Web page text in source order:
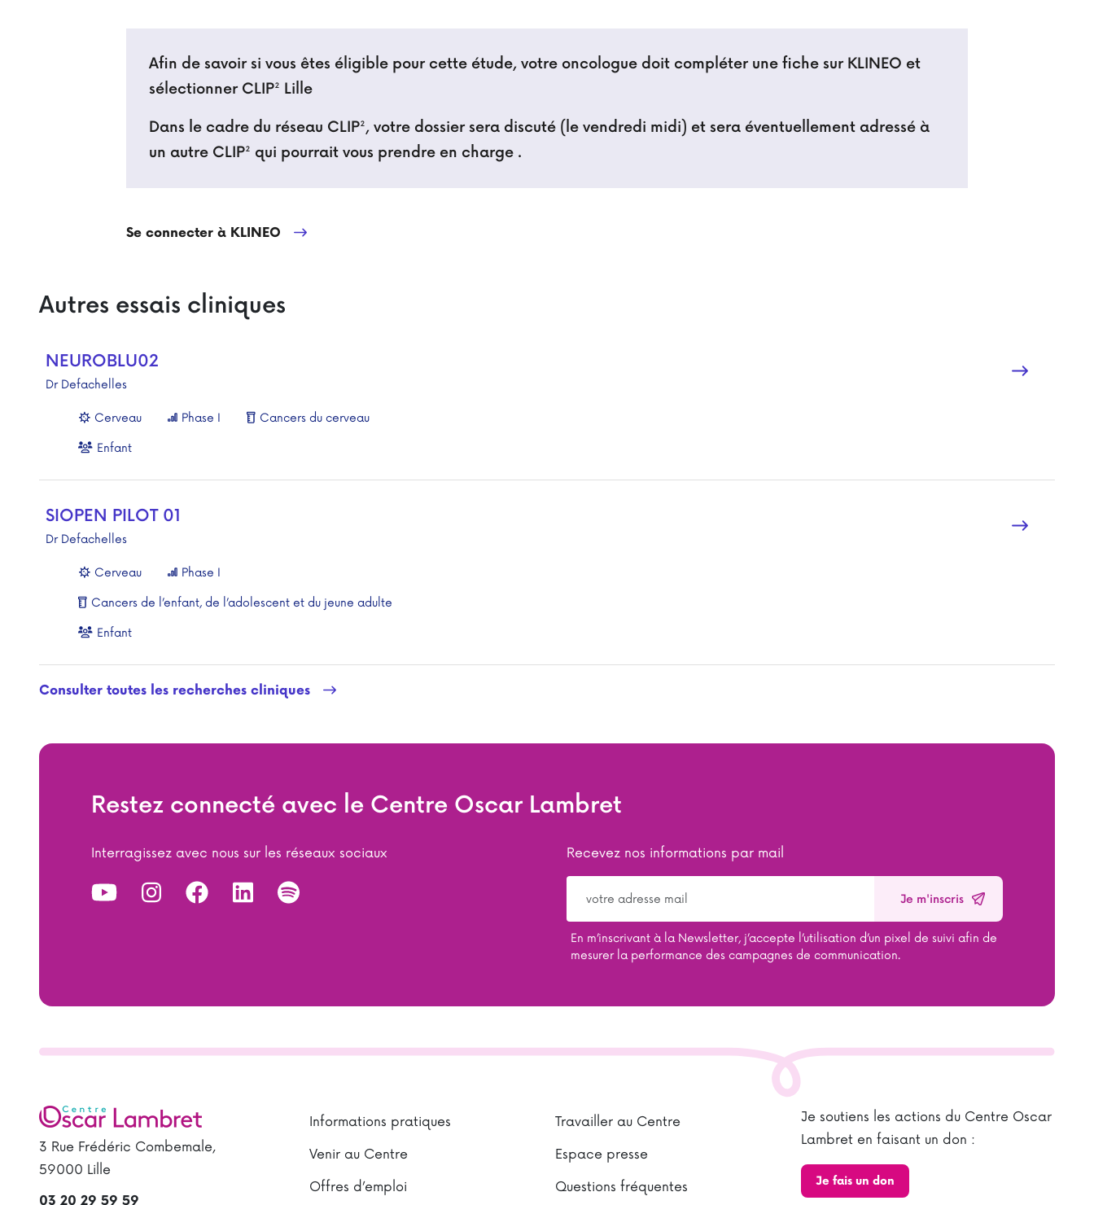
Afin de savoir si vous êtes éligible pour cette étude, votre oncologue doit compléter une fiche sur KLINEO et
sélectionner CLIP² Lille
Dans le cadre du réseau CLIP², votre dossier sera discuté (le vendredi midi) et sera éventuellement adressé à
un autre CLIP² qui pourrait vous prendre en charge .
Se connecter à KLINEO
Autres essais cliniques
NEUROBLU02
Dr Defachelles
Cerveau Phase I Cancers du cerveau
Enfant
SIOPEN PILOT 01
Dr Defachelles
Cerveau Phase I
Cancers de l’enfant, de l’adolescent et du jeune adulte
Enfant
Consulter toutes les recherches cliniques
Restez connecté avec le Centre Oscar Lambret
Interragissez avec nous sur les réseaux sociaux Recevez nos informations par mail
En m’inscrivant à la Newsletter, j’accepte l’utilisation d’un pixel de suivi afin de
mesurer la performance des campagnes de communication.
3 Rue Frédéric Combemale,
59000 Lille
03 20 29 59 59
Informations pratiques
Venir au Centre
Offres d’emploi
Travailler au Centre
Espace presse
Questions fréquentes
Je soutiens les actions du Centre Oscar
Lambret en faisant un don :
Je fais un don